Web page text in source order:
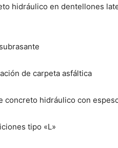
hidráulico en dentellones
de carpeta asfáltica
hidráulico con
tipo «L»